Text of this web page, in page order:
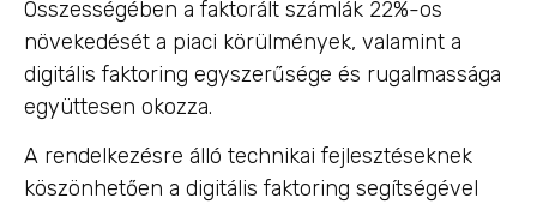
Összességében a faktorált számlák 22%-os
növekedését a piaci körülmények, valamint a
digitális faktoring egyszerűsége és rugalmassága
együttesen okozza.
A rendelkezésre álló technikai fejlesztéseknek
köszönhetően a digitális faktoring segítségével